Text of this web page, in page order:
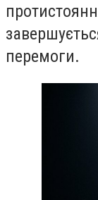
перемоги.